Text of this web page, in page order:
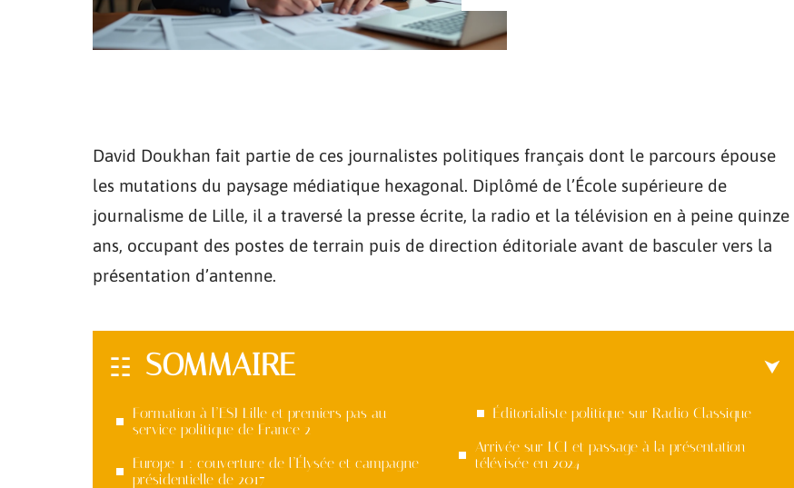
David Doukhan fait partie de ces journalistes politiques français dont le parcours épouse
les mutations du paysage médiatique hexagonal. Diplômé de l’École supérieure de
journalisme de Lille, il a traversé la presse écrite, la radio et la télévision en à peine quinze
ans, occupant des postes de terrain puis de direction éditoriale avant de basculer vers la
présentation d’antenne.
SOMMAIRE
Formation à l’ESJ Lille et premiers pas au
service politique de France 2
Europe 1 : couverture de l’Élysée et campagne
présidentielle de 2017
Éditorialiste politique sur Radio Classique
Arrivée sur LCI et passage à la présentation
télévisée en 2024